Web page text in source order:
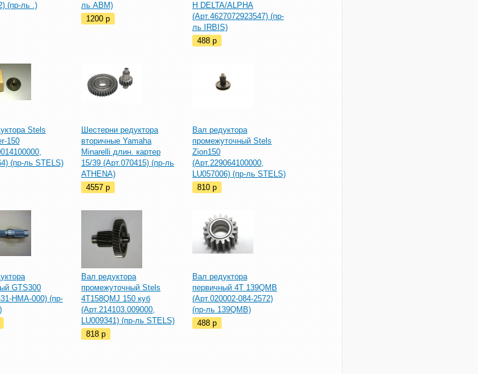
(пр-ль .)
ль ABM)
1200 p
H DELTA/ALPHA
(Арт.4627072923547) (пр-
ль IRBIS)
488 p
Stels
150
(пр-ль STELS)
Шестерни редуктора
вторичные Yamaha
Minarelli длин. картер
15/39 (Арт.070415) (пр-ль
ATHENA)
4557 p
Вал редуктора
промежуточный Stels
Zion150
(Арт.229064100000,
LU057006) (пр-ль STELS)
810 p
GTS300
HMA-000) (пр-
Вал редуктора
промежуточный Stels
4T158QMJ 150 куб
(Арт.214103.009000,
LU009341) (пр-ль STELS)
818 p
Вал редуктора
первичный 4T 139QMB
(Арт.020002-084-2572)
(пр-ль 139QMB)
488 p